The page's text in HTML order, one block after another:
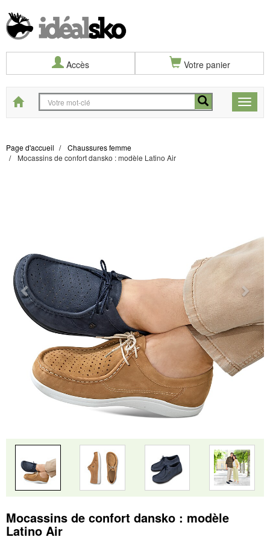
Accès Votre panier
Toggle
Start
Page d'accueil
Chaussures femme
Mocassins de confort dansko : modèle Latino Air
Mocassins de confort dansko : modèle
Latino Air